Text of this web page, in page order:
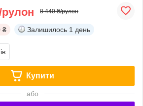
8 440 ₴/рулон
₴ Залишилось 1 день
Купити
або